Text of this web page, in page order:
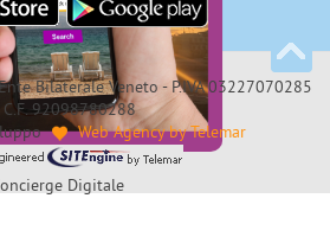
Digitale
Bilaterale Veneto - P.IVA 03227070285
C.F. 92098780288
Web Agency by Telemar